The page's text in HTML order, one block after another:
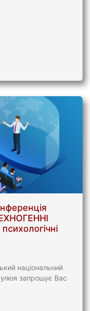
національний
запрошує Вас